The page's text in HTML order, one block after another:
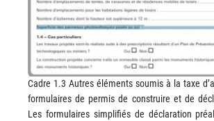
Cadre 1.3 Autres éléments soumis à la taxe
formulaires de permis de construire et de
Les formulaires simplifiés de déclaration